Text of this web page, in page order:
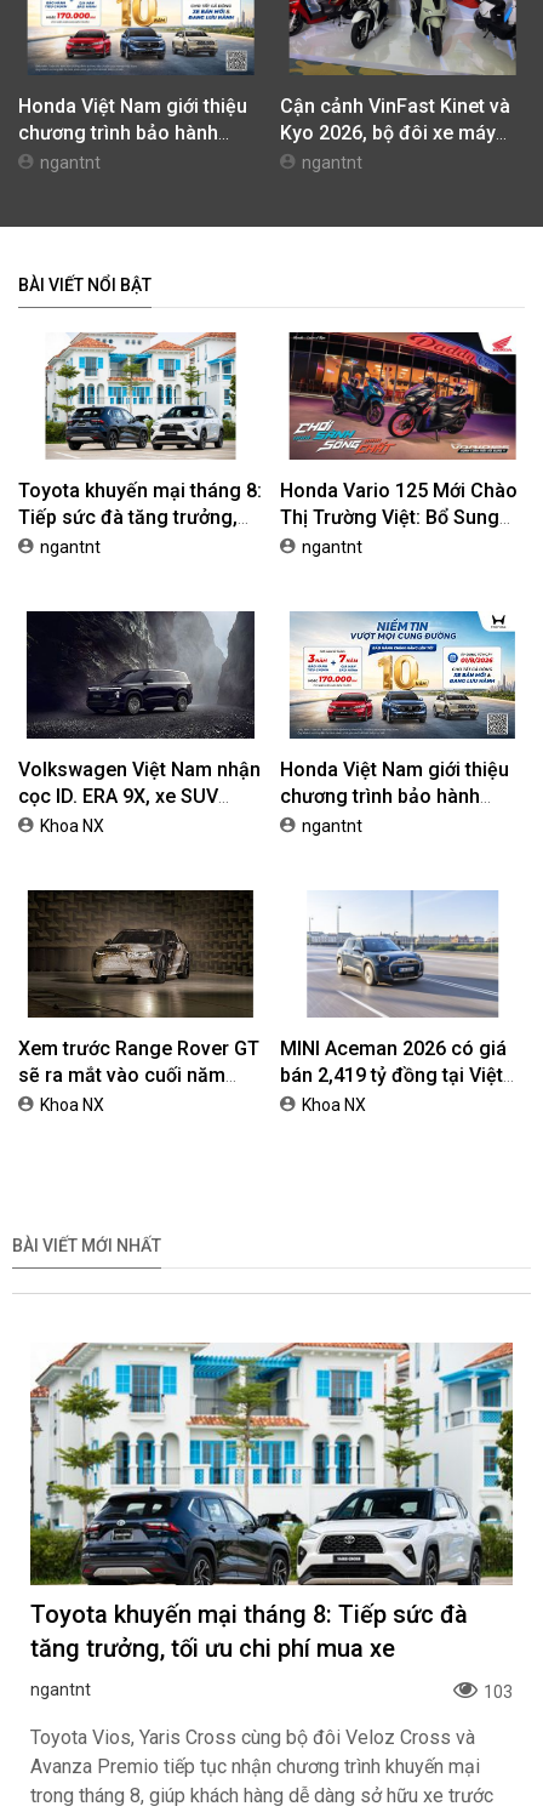
Honda Việt Nam giới thiệu
chương trình bảo hành
chính hãng lên tới 10 năm
ngantnt
Cận cảnh VinFast Kinet và
Kyo 2026, bộ đôi xe máy
điện mới nhất tại Việt Nam
ngantnt
BÀI VIẾT NỔI BẬT
Toyota khuyến mại tháng 8:
Tiếp sức đà tăng trưởng,
tối ưu chi phí mua xe
ngantnt
Honda Vario 125 Mới Chào
Thị Trường Việt: Bổ Sung
Phiên Bản Street, Giá Từ
ngantnt
Volkswagen Việt Nam nhận
cọc ID. ERA 9X, xe SUV
EREV dự kiến giá dưới 3 tỷ
Khoa NX
Honda Việt Nam giới thiệu
chương trình bảo hành
chính hãng lên tới 10 năm
ngantnt
Xem trước Range Rover GT
sẽ ra mắt vào cuối năm
2026Khoa NX
MINI Aceman 2026 có giá
bán 2,419 tỷ đồng tại Việt
NamKhoa NX
BÀI VIẾT MỚI NHẤT
Toyota khuyến mại tháng 8: Tiếp sức đà
tăng trưởng, tối ưu chi phí mua xe
ngantnt 103
Toyota Vios, Yaris Cross cùng bộ đôi Veloz Cross và
Avanza Premio tiếp tục nhận chương trình khuyến mại
trong tháng 8, giúp khách hàng dễ dàng sở hữu xe trước